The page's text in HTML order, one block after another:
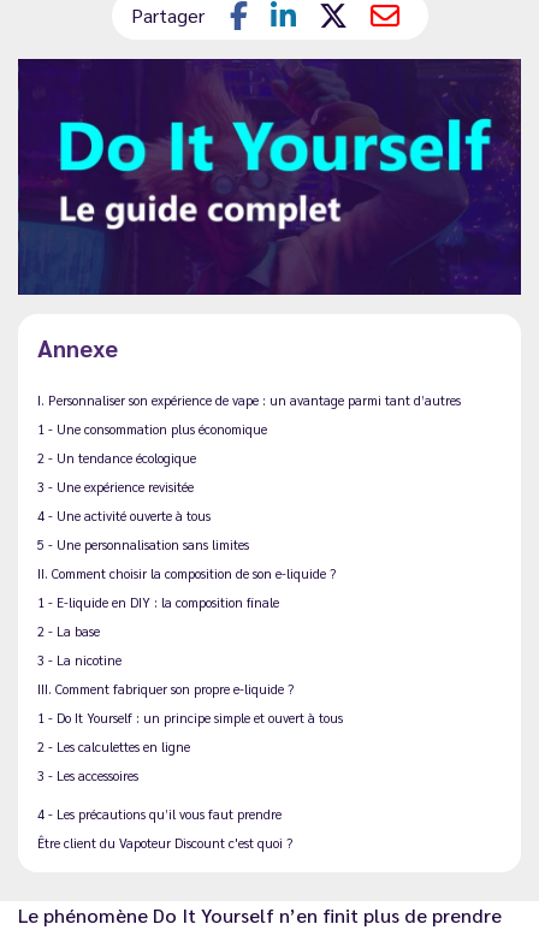
Partager
Annexe
I. Personnaliser son expérience de vape : un avantage parmi tant d’autres
1 - Une consommation plus économique
2 - Un tendance écologique
3 - Une expérience revisitée
4 - Une activité ouverte à tous
5 - Une personnalisation sans limites
II. Comment choisir la composition de son e-liquide ?
1 - E-liquide en DIY : la composition finale
2 - La base
3 - La nicotine
III. Comment fabriquer son propre e-liquide ?
1 - Do It Yourself : un principe simple et ouvert à tous
2 - Les calculettes en ligne
3 - Les accessoires
4 - Les précautions qu’il vous faut prendre
Être client du Vapoteur Discount c'est quoi ?
Le phénomène Do It Yourself n’en finit plus de prendre